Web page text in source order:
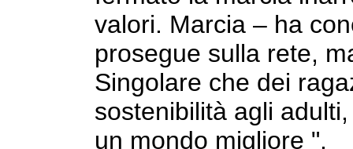
valori. Marcia – ha
prosegue sulla rete,
Singolare che dei
sostenibilità agli
un mondo migliore ".